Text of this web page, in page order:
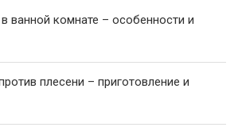
ванной комнате – особенности и
плесени – приготовление и